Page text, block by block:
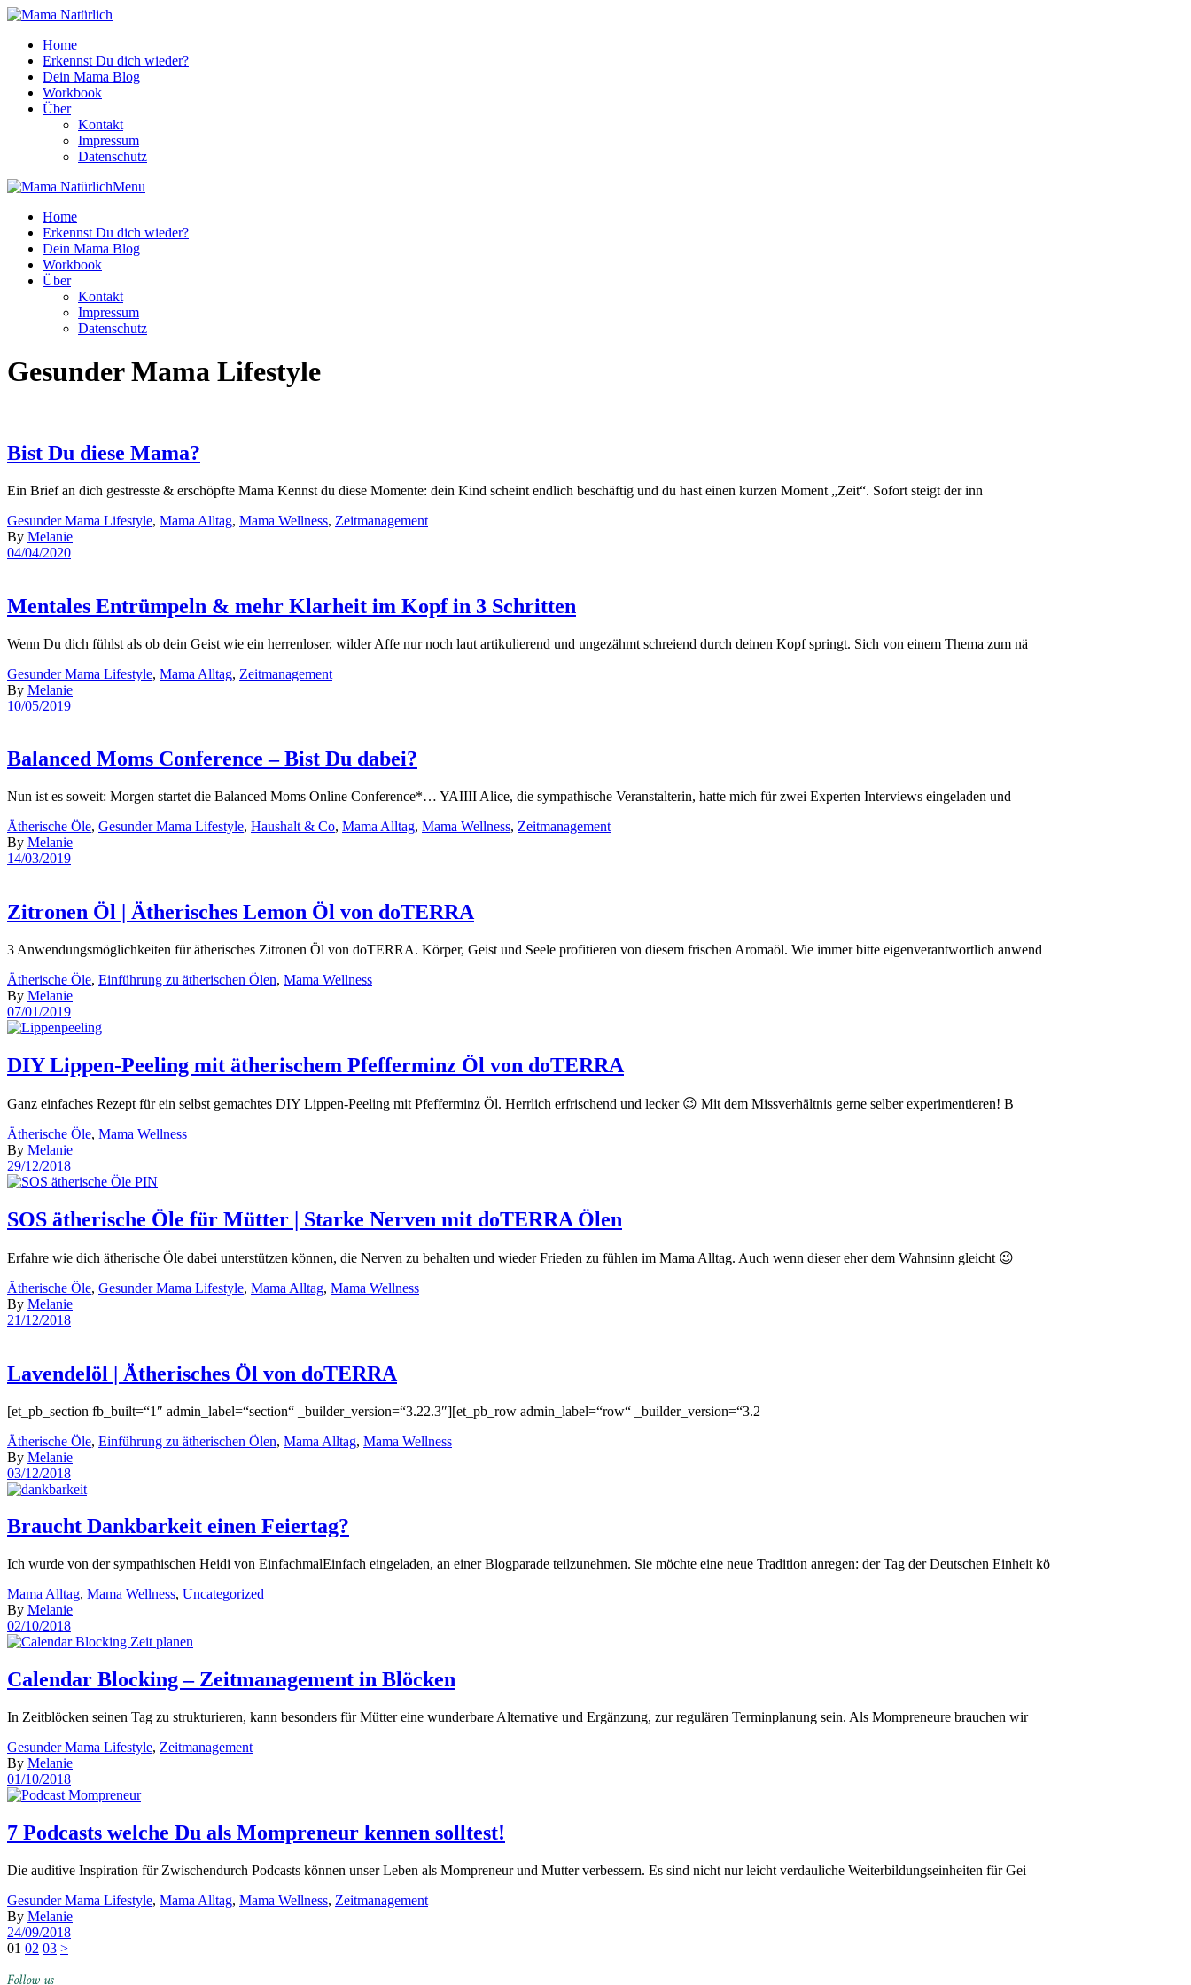
Home
Erkennst Du dich wieder?
Dein Mama Blog
Workbook
Über
Kontakt
Impressum
Datenschutz
Menu
Home
Erkennst Du dich wieder?
Dein Mama Blog
Workbook
Über
Kontakt
Impressum
Datenschutz
Gesunder Mama Lifestyle
Bist Du diese Mama?
Ein Brief an dich gestresste & erschöpfte Mama Kennst du diese Momente: dein Kind scheint endlich beschäftig und du hast einen kurzen Moment „Zeit“. Sofort steigt der inn
Gesunder Mama Lifestyle, Mama Alltag, Mama Wellness, Zeitmanagement
By Melanie
04/04/2020
Mentales Entrümpeln & mehr Klarheit im Kopf in 3 Schritten
Wenn Du dich fühlst als ob dein Geist wie ein herrenloser, wilder Affe nur noch laut artikulierend und ungezähmt schreiend durch deinen Kopf springt. Sich von einem Thema zum nä
Gesunder Mama Lifestyle, Mama Alltag, Zeitmanagement
By Melanie
10/05/2019
Balanced Moms Conference – Bist Du dabei?
Nun ist es soweit: Morgen startet die Balanced Moms Online Conference*… YAIIII Alice, die sympathische Veranstalterin, hatte mich für zwei Experten Interviews eingeladen und
Ätherische Öle, Gesunder Mama Lifestyle, Haushalt & Co, Mama Alltag, Mama Wellness, Zeitmanagement
By Melanie
14/03/2019
Zitronen Öl | Ätherisches Lemon Öl von doTERRA
3 Anwendungsmöglichkeiten für ätherisches Zitronen Öl von doTERRA. Körper, Geist und Seele profitieren von diesem frischen Aromaöl. Wie immer bitte eigenverantwortlich anwend
Ätherische Öle, Einführung zu ätherischen Ölen, Mama Wellness
By Melanie
07/01/2019
DIY Lippen-Peeling mit ätherischem Pfefferminz Öl von doTERRA
Ganz einfaches Rezept für ein selbst gemachtes DIY Lippen-Peeling mit Pfefferminz Öl. Herrlich erfrischend und lecker 😉 Mit dem Missverhältnis gerne selber experimentieren! B
Ätherische Öle, Mama Wellness
By Melanie
29/12/2018
SOS ätherische Öle für Mütter | Starke Nerven mit doTERRA Ölen
Erfahre wie dich ätherische Öle dabei unterstützen können, die Nerven zu behalten und wieder Frieden zu fühlen im Mama Alltag. Auch wenn dieser eher dem Wahnsinn gleicht 😉
Ätherische Öle, Gesunder Mama Lifestyle, Mama Alltag, Mama Wellness
By Melanie
21/12/2018
Lavendelöl | Ätherisches Öl von doTERRA
[et_pb_section fb_built=“1″ admin_label=“section“ _builder_version=“3.22.3″][et_pb_row admin_label=“row“ _builder_version=“3.2
Ätherische Öle, Einführung zu ätherischen Ölen, Mama Alltag, Mama Wellness
By Melanie
03/12/2018
Braucht Dankbarkeit einen Feiertag?
Ich wurde von der sympathischen Heidi von EinfachmalEinfach eingeladen, an einer Blogparade teilzunehmen. Sie möchte eine neue Tradition anregen: der Tag der Deutschen Einheit kö
Mama Alltag, Mama Wellness, Uncategorized
By Melanie
02/10/2018
Calendar Blocking – Zeitmanagement in Blöcken
In Zeitblöcken seinen Tag zu strukturieren, kann besonders für Mütter eine wunderbare Alternative und Ergänzung, zur regulären Terminplanung sein. Als Mompreneure brauchen wir
Gesunder Mama Lifestyle, Zeitmanagement
By Melanie
01/10/2018
7 Podcasts welche Du als Mompreneur kennen solltest!
Die auditive Inspiration für Zwischendurch Podcasts können unser Leben als Mompreneur und Mutter verbessern. Es sind nicht nur leicht verdauliche Weiterbildungseinheiten für Gei
Gesunder Mama Lifestyle, Mama Alltag, Mama Wellness, Zeitmanagement
By Melanie
24/09/2018
Seitennummerierung
der
01 02 03 >
Follow us